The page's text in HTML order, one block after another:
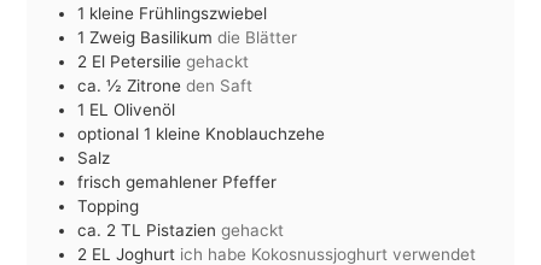
1 kleine Frühlingszwiebel
1 Zweig Basilikum die Blätter
2 El Petersilie gehackt
ca. ½Zitrone den Saft
1 EL Olivenöl
optional 1 kleine Knoblauchzehe
Salz
frisch gemahlener Pfeffer
Topping
ca. 2 TL Pistazien gehackt
2 EL Joghurt ich habe Kokosnussjoghurt verwendet